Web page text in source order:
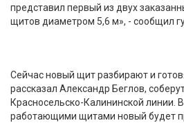
представил первый из двух
щитов диаметром 5,6 м», - сообщил
Сейчас новый щит разбирают и
рассказал Александр Беглов,
Красносельско-Калининской линии.
работающими щитами новый будет